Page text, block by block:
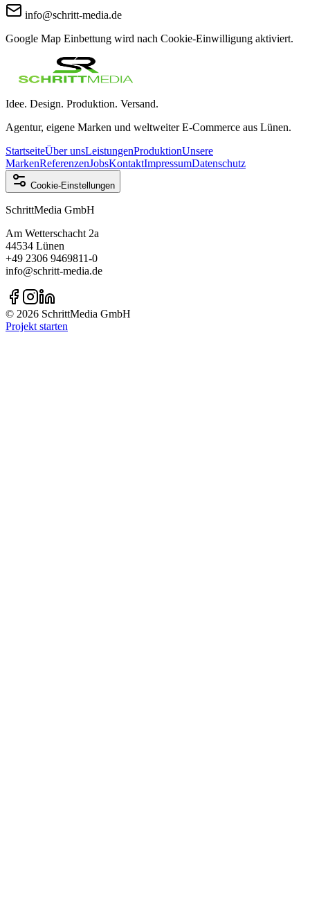
info@schritt-media.de
Google Map Einbettung wird nach Cookie-Einwilligung aktiviert.
Idee. Design. Produktion. Versand.
Agentur, eigene Marken und weltweiter E-Commerce aus Lünen.
StartseiteÜber unsLeistungenProduktionUnsere
MarkenReferenzenJobsKontaktImpressumDatenschutz
Cookie-Einstellungen
SchrittMedia GmbH
Am Wetterschacht 2a
44534 Lünen
+49 2306 9469811-0
info@schritt-media.de
© 2026 SchrittMedia GmbH
Projekt starten